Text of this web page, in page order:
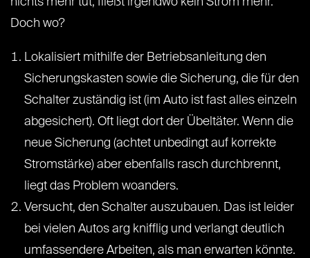
Doch wo?
Lokalisiert mithilfe der Betriebsanleitung den
Sicherungskasten sowie die Sicherung, die für den
Schalter zuständig ist (im Auto ist fast alles einzeln
abgesichert). Oft liegt dort der Übeltäter. Wenn die
neue Sicherung (achtet unbedingt auf korrekte
Stromstärke) aber ebenfalls rasch durchbrennt,
liegt das Problem woanders.
Versucht, den Schalter auszubauen. Das ist leider
bei vielen Autos arg knifflig und verlangt deutlich
umfassendere Arbeiten, als man erwarten könnte.